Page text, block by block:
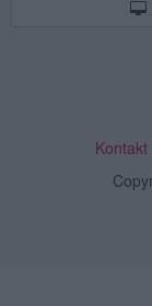
Kontakt